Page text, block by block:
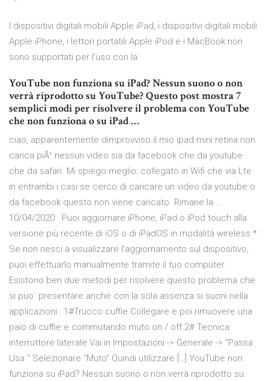
I dispositivi digitali mobili Apple iPad, i dispositivi digitali mobili
Apple iPhone, i lettori portatili Apple iPod e i MacBook non
sono supportati per l'uso con la
YouTube non funziona su iPad? Nessun suono o non
verrà riprodotto su YouTube? Questo post mostra 7
semplici modi per risolvere il problema con YouTube
che non funziona o su iPad …
ciao, apparentemente dimprovviso il mio ipad mini retina non
carica piÃ¹ nessun video sia da facebook che da youtube
che da safari. Mi spiego meglio: collegato in Wifi che via Lte
in entrambi i casi se cerco di caricare un video da youtube o
da facebook questo non viene caricato. Rimane la …
10/04/2020 · Puoi aggiornare iPhone, iPad o iPod touch alla
versione più recente di iOS o di iPadOS in modalità wireless.*
Se non riesci a visualizzare l'aggiornamento sul dispositivo,
puoi effettuarlo manualmente tramite il tuo computer.
Esistono ben due metodi per risolvere questo problema che
si puo` presentare anche con la sola assenza si suoni nella
applicazioni : 1#Trucco cuffie Collegare e poi rimuovere una
paio di cuffie e commutando muto on / off 2# Tecnica
interruttore laterale Vai in Impostazioni -> Generale -> “Passa
Usa “ Selezionare “Muto” Quindi utilizzare […] YouTube non
funziona su iPad? Nessun suono o non verrà riprodotto su